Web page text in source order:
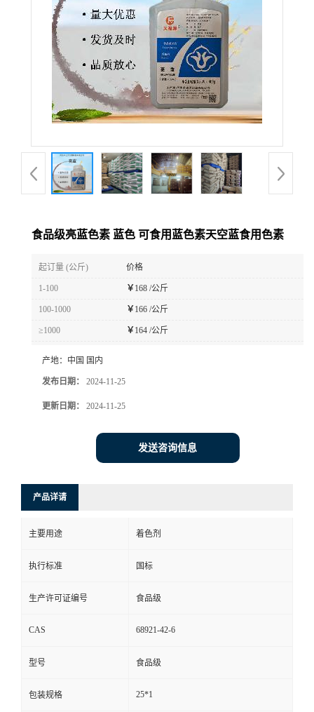
食品级亮蓝色素 蓝色 可食用蓝色素天空蓝食用色素
起订量 (公斤) 价格
1-100 ￥ 168 /公斤
100-1000 ￥ 166 /公斤
≥1000 ￥ 164 /公斤
产地： 中国 国内
发布日期： 2024-11-25
更新日期： 2024-11-25
发送咨询信息
产品详请
主要用途 着色剂
执行标准 国标
生产许可证编号 食品级
CAS 68921-42-6
型号 食品级
包装规格 25*1